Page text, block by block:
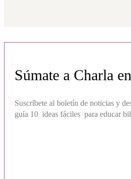
Súmate a Charla
Suscríbete al boletín de noticias y
guía 10 ideas fáciles para educar